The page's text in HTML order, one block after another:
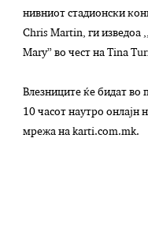
нивниот стадионски
Chris Martin, ги изведоа
Mary” во чест на Tina
Влезниците ќе бидат
10 часот наутро онлајн
мрежа на karti.com.mk.